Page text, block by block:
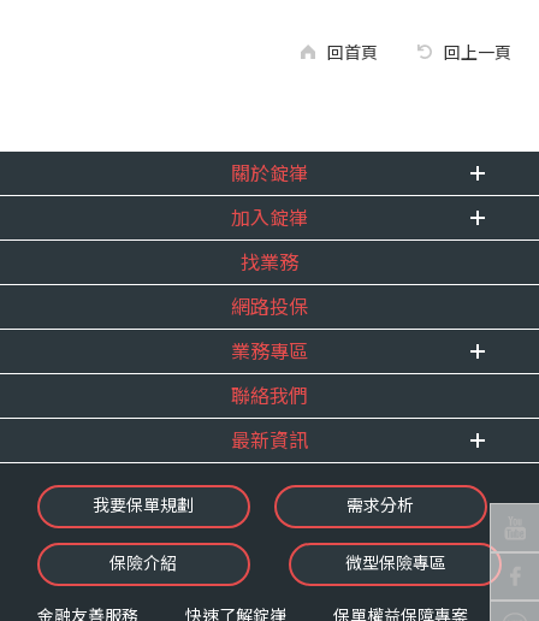
回首頁 回上一頁
關於錠嵂
企業資訊
重要事跡
得獎紀錄
服務宣言
合作夥伴
加入錠嵂
內勤招聘
精英招募
年度增員計畫
找業務
網路投保
業務專區
E 線資源網
聯絡我們
最新資訊
最新消息
錠嵂焦點
影音頻道
業務資源分享
我要保單規劃 需求分析
保險介紹 微型保險專區
金融友善服務 快速了解錠嵂 保單權益保障專案